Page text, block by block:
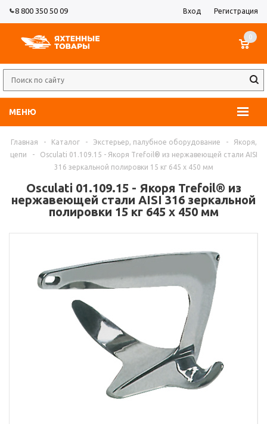
8 800 350 50 09 Вход Регистрация
МЕНЮ
0
Главная - Каталог - Экстерьер, палубное оборудование -
Якоря,
цепи
-
Osculati 01.109.15 - Якоря Trefoil® из нержавеющей стали AISI
316 зеркальной полировки 15 кг 645 x 450 мм
Osculati 01.109.15 - Якоря Trefoil® из
нержавеющей стали AISI 316 зеркальной
полировки 15 кг 645 x 450 мм